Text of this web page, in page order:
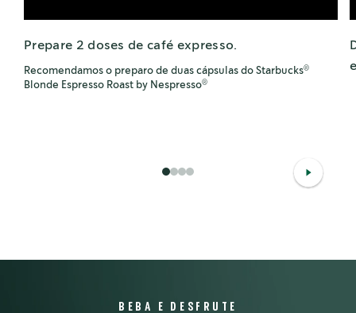
Prepare 2 doses de café expresso.
Recomendamos o preparo de duas cápsulas do Starbucks®
Blonde Espresso Roast by Nespresso®
1 23
BEBA E DESFRUTE